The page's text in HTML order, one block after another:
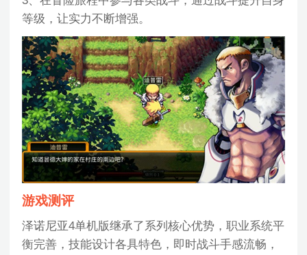
等级，让实力不断增强。
游戏测评
泽诺尼亚4单机版继承了系列核心优势，职业系统平
衡完善，技能设计各具特色，即时战斗手感流畅，